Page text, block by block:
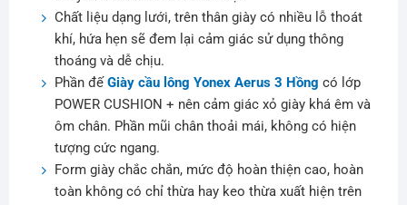
Chất liệu dạng lưới, trên thân giày có nhiều lỗ thoát
khí, hứa hẹn sẽ đem lại cảm giác sử dụng thông
thoáng và dễ chịu.
Phần đế Giày cầu lông Yonex Aerus 3 Hồng có lớp
POWER CUSHION + nên cảm giác xỏ giày khá êm và
ôm chân. Phần mũi chân thoải mái, không có hiện
tượng cức ngang.
Form giày chắc chắn, mức độ hoàn thiện cao, hoàn
toàn không có chỉ thừa hay keo thừa xuất hiện trên